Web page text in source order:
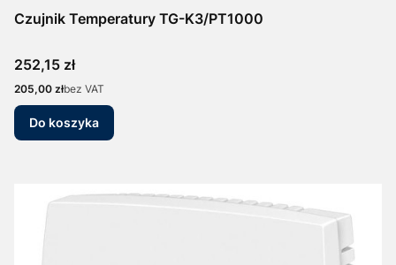
Czujnik Temperatury TG-K3/PT1000
Cena
252,15 zł
Cena
205,00 złbez VAT
Do koszyka